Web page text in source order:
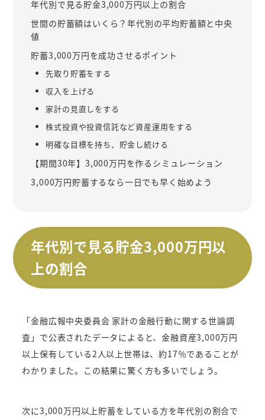
年代別で見る貯金3,000万円以上の割合
世間の貯蓄額はいくら？年代別の平均貯蓄額と中央
値
貯蓄3,000万円を成功させるポイント
先取り貯蓄をする
収入を上げる
家計の見直しをする
株式投資や投資信託など資産運用をする
明確な目標を持ち、貯金し続ける
【期間30年】3,000万円を作るシミュレーション
3,000万円貯蓄するなら一日でも早く始めよう
年代別で見る貯金3,000万円以
上の割合
「金融広報中央委員会 家計の金融行動に関する世論調
査」で公表されたデータによると、金融資産3,000万円
以上保有している2人以上世帯は、約17％であることが
わかりました。この結果に驚く方も多いでしょう。
次に3,000万円以上貯蓄をしている方を年代別の割合で